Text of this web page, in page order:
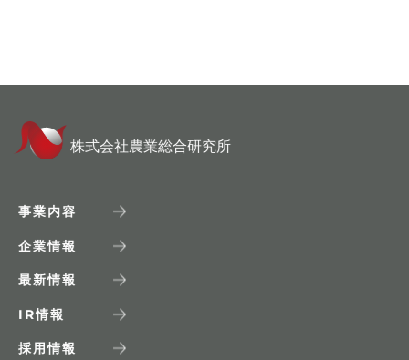
株式会社農業総合研究所
事業内容
企業情報
最新情報
IR情報
採用情報